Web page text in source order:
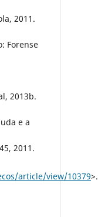
2011.
Forense
2013b.
e a
2011.
article/view/10379>.